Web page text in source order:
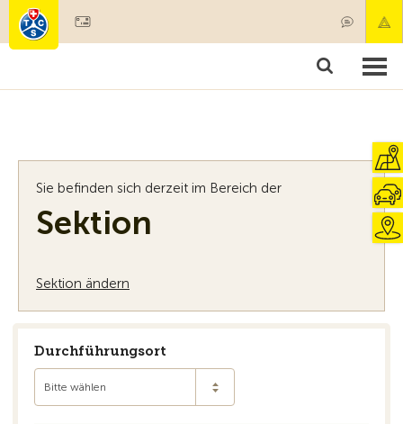
Mitgliedschaft & Leistungen
Sie befinden sich derzeit im Bereich der
Sektion
Sektion ändern
Durchführungsort
Bitte wählen